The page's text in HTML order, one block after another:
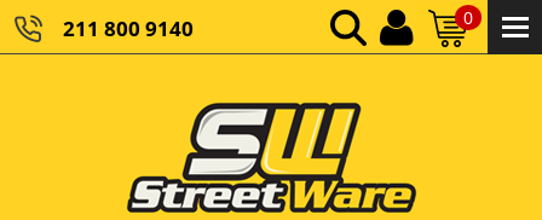
211 800 9140 0
ΚΑΘΑΡΌ ΣΎΝΟΛΟ:
ΤΕΛΙΚΌ ΣΎΝΟΛΟ:0,00 €